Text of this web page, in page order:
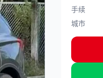
手续
城市